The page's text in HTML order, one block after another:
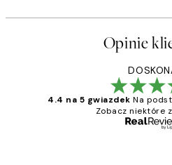
Opinie
4.4 na 5 gwiazdek Na
Zobacz niektóre